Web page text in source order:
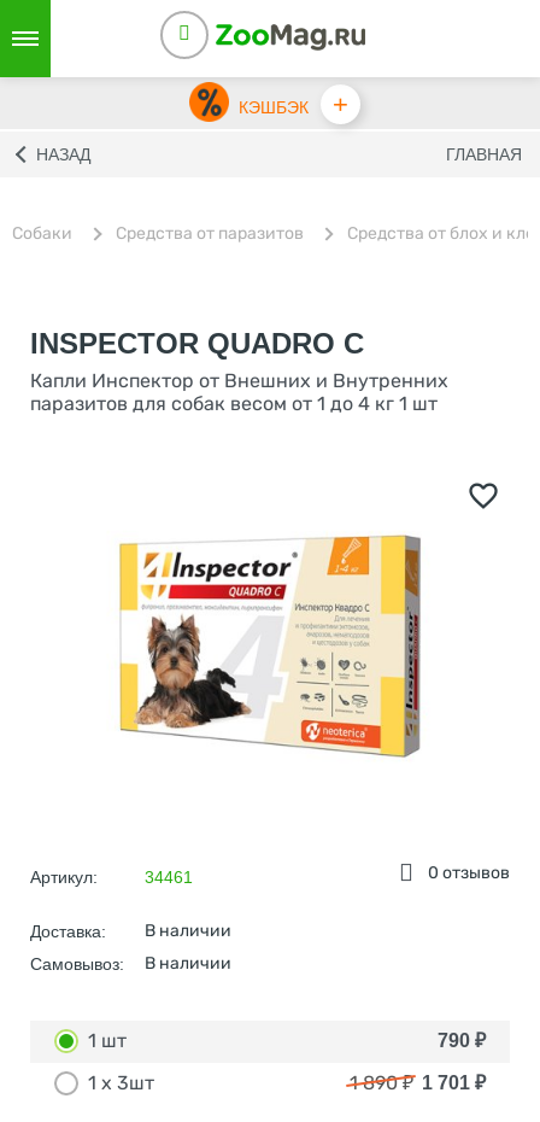
КЭШБЭК +
НАЗАД ГЛАВНАЯ
Собаки Средства от паразитов Средства от блох и
INSPECTOR QUADRO С
Капли Инспектор от Внешних и Внутренних
паразитов для собак весом от 1 до 4 кг 1 шт
0 отзывов
Артикул: 34461
Доставка: В наличии
Самовывоз: В наличии
1 шт 790 ₽
1 х 3шт 1 890₽ 1 701 ₽